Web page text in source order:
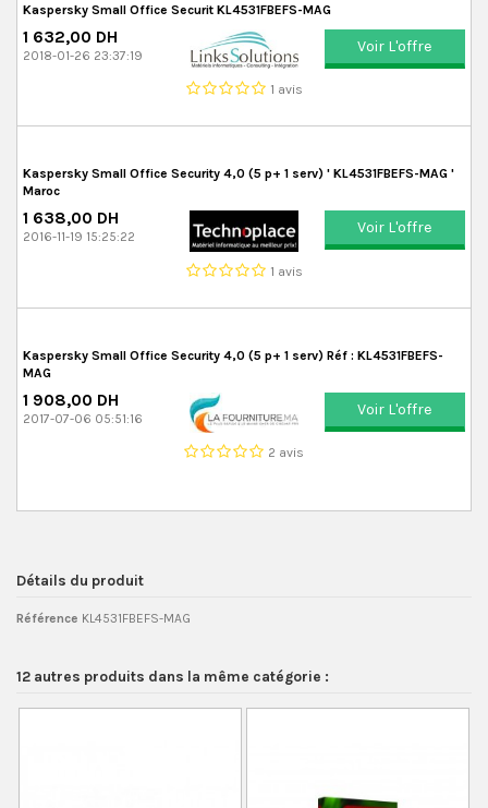
Kaspersky Small Office Securit KL4531FBEFS-MAG
1 632,00 DH
2018-01-26 23:37:19
1 avis
Voir L'offre
Kaspersky Small Office Security 4,0 (5 p+ 1 serv) ' KL4531FBEFS-MAG '
Maroc
1 638,00 DH
2016-11-19 15:25:22
1 avis
Voir L'offre
Kaspersky Small Office Security 4,0 (5 p+ 1 serv) Réf : KL4531FBEFS-
MAG
1 908,00 DH
2017-07-06 05:51:16
2 avis
Voir L'offre
Détails du produit
Référence KL4531FBEFS-MAG
12 autres produits dans la même catégorie :